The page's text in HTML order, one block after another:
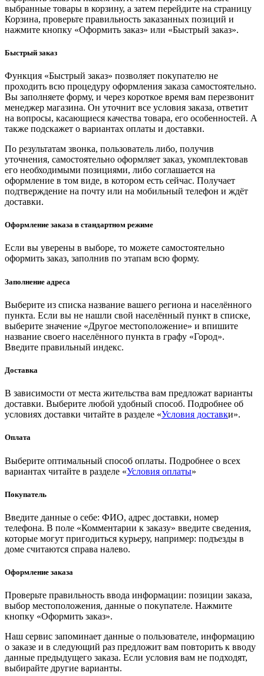
выбранные товары в корзину, а затем перейдите на страницу
Корзина, проверьте правильность заказанных позиций и
нажмите кнопку «Оформить заказ» или «Быстрый заказ».
Быстрый заказ
Функция «Быстрый заказ» позволяет покупателю не
проходить всю процедуру оформления заказа самостоятельно.
Вы заполняете форму, и через короткое время вам перезвонит
менеджер магазина. Он уточнит все условия заказа, ответит
на вопросы, касающиеся качества товара, его особенностей. А
также подскажет о вариантах оплаты и доставки.
По результатам звонка, пользователь либо, получив
уточнения, самостоятельно оформляет заказ, укомплектовав
его необходимыми позициями, либо соглашается на
оформление в том виде, в котором есть сейчас. Получает
подтверждение на почту или на мобильный телефон и ждёт
доставки.
Оформление заказа в стандартном режиме
Если вы уверены в выборе, то можете самостоятельно
оформить заказ, заполнив по этапам всю форму.
Заполнение адреса
Выберите из списка название вашего региона и населённого
пункта. Если вы не нашли свой населённый пункт в списке,
выберите значение «Другое местоположение» и впишите
название своего населённого пункта в графу «Город».
Введите правильный индекс.
Доставка
В зависимости от места жительства вам предложат варианты
доставки. Выберите любой удобный способ. Подробнее об
условиях доставки читайте в разделе «Условия доставки».
Оплата
Выберите оптимальный способ оплаты. Подробнее о всех
вариантах читайте в разделе «Условия оплаты»
Покупатель
Введите данные о себе: ФИО, адрес доставки, номер
телефона. В поле «Комментарии к заказу» введите сведения,
которые могут пригодиться курьеру, например: подъезды в
доме считаются справа налево.
Оформление заказа
Проверьте правильность ввода информации: позиции заказа,
выбор местоположения, данные о покупателе. Нажмите
кнопку «Оформить заказ».
Наш сервис запоминает данные о пользователе, информацию
о заказе и в следующий раз предложит вам повторить к вводу
данные предыдущего заказа. Если условия вам не подходят,
выбирайте другие варианты.